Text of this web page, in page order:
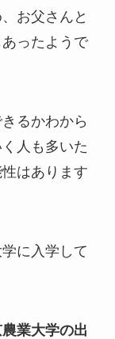
お父さんと
ったようで
るかわから
人も多いた
はあります
に入学して
業大学の出